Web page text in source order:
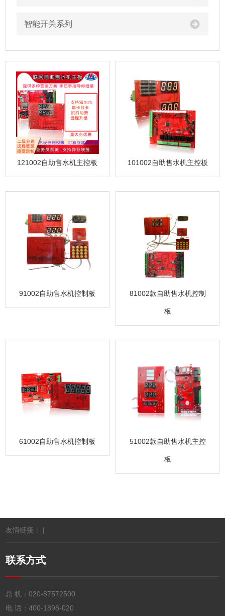
智能开关系列
121002自助售水机主控板 101002自助售水机主控板
91002自助售水机控制板 81002款自助售水机控制
板
61002自助售水机控制板 51002款自助售水机主控
板
友情链接： |
联系方式
总 机：020-87572500
电 话：400-1898-020